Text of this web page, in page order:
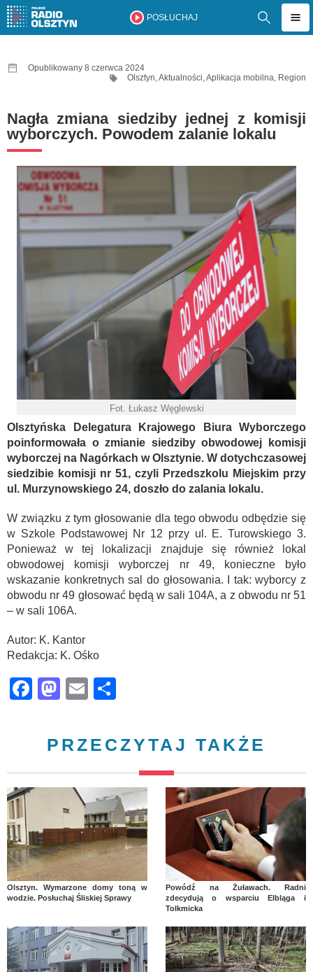
POSŁUCHAJ
Opublikowany 8 czerwca 2024
Olsztyn,Aktualności,Aplikacja mobilna, Region
Nagła zmiana siedziby jednej z komisji
wyborczych. Powodem zalanie lokalu
Fot. Łukasz Węglewski
Olsztyńska Delegatura Krajowego Biura Wyborczego
poinformowała o zmianie siedziby obwodowej komisji
wyborczej na Nagórkach w Olsztynie. W dotychczasowej
siedzibie komisji nr 51, czyli Przedszkolu Miejskim przy
ul. Murzynowskiego 24, doszło do zalania lokalu.
W związku z tym głosowanie dla tego obwodu odbędzie się
w Szkole Podstawowej Nr 12 przy ul. E. Turowskiego 3.
Ponieważ w tej lokalizacji znajduje się również lokal
obwodowej komisji wyborczej nr 49, konieczne było
wskazanie konkretnych sal do głosowania. I tak: wyborcy z
obwodu nr 49 głosować będą w sali 104A, a z obwodu nr 51
– w sali 106A.
Autor: K. Kantor
Redakcja: K. Ośko
Facebook
Mastodon
Email
PRZECZYTAJ TAKŻE
Olsztyn. Wymarzone domy toną w
wodzie. Posłuchaj Śliskiej Sprawy
Powódź na Żuławach. Radni
zdecydują o wsparciu Elbląga i
Tolkmicka